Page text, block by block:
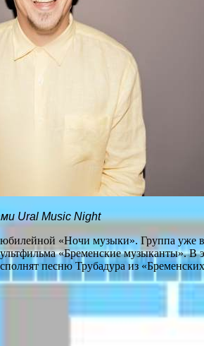
Ural Music Night
«Ночи музыки». Группа уже
«Бременские музыканты». В
песню Трубадура из